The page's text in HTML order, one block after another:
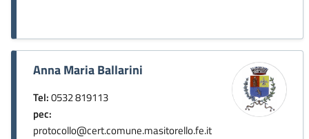
Anna Maria Ballarini
Tel:0532 819113
pec:
protocollo@cert.comune.masitorello.fe.it